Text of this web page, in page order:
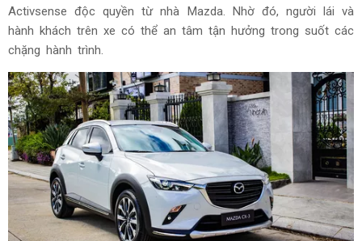
Activsense độc quyền từ nhà Mazda. Nhờ đó, người lái và
hành khách trên xe có thể an tâm tận hưởng trong suốt các
chặng hành trình.